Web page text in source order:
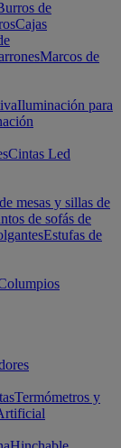
de
Cajas
Marcos de
Iluminación para
Cintas Led
mesas y sillas de
de sofás de
Estufas de
Termómetros y